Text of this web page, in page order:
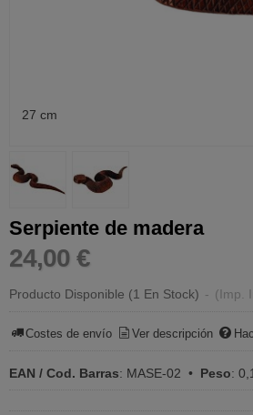
27 cm
Serpiente de madera
24,00 €
Producto Disponible (1 En Stock) - (Imp.
Costes de envío Ver descripción
EAN / Cod. Barras: MASE-02 • Peso: